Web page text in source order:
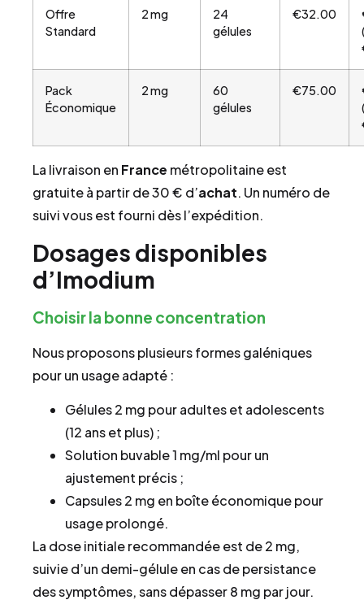
Offre
Standard
2 mg
24
gélules
€32.00
Pack
Économique
2 mg
60
gélules
€75.00
La livraison en France métropolitaine est
gratuite à partir de 30 € d’achat. Un numéro de
suivi vous est fourni dès l’expédition.
Dosages disponibles
d’Imodium
Choisir la bonne concentration
Nous proposons plusieurs formes galéniques
pour un usage adapté :
Gélules 2 mg pour adultes et adolescents
(12 ans et plus) ;
Solution buvable 1 mg/ml pour un
ajustement précis ;
Capsules 2 mg en boîte économique pour
usage prolongé.
La dose initiale recommandée est de 2 mg,
suivie d’un demi-gélule en cas de persistance
des symptômes, sans dépasser 8 mg par jour.